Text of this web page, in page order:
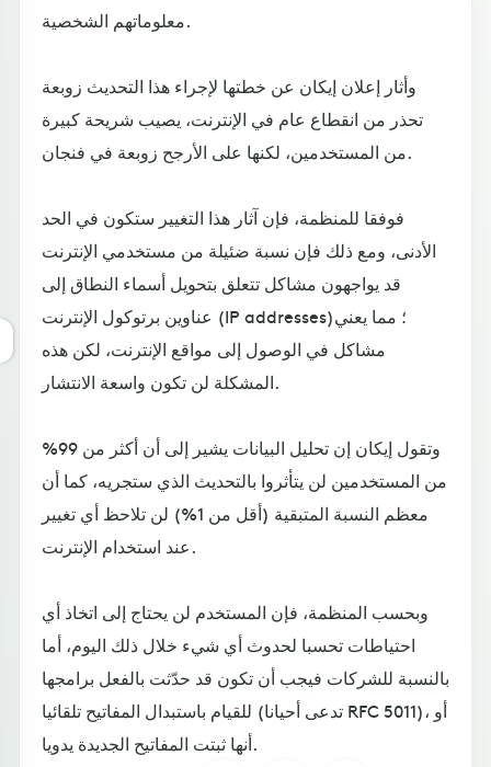
معلوماتهم الشخصية.
وأثار إعلان إيكان عن خطتها لإجراء هذا التحديث زوبعة
تحذر من انقطاع عام في الإنترنت، يصيب شريحة كبيرة
من المستخدمين، لكنها على الأرجح زوبعة في فنجان.
فوفقا للمنظمة، فإن آثار هذا التغيير ستكون في الحد
الأدنى، ومع ذلك فإن نسبة ضئيلة من مستخدمي الإنترنت
قد يواجهون مشاكل تتعلق بتحويل أسماء النطاق إلى
عناوين برتوكول الإنترنت (IP addresses)؛ مما يعني
مشاكل في الوصول إلى مواقع الإنترنت، لكن هذه
المشكلة لن تكون واسعة الانتشار.
وتقول إيكان إن تحليل البيانات يشير إلى أن أكثر من 99%
من المستخدمين لن يتأثروا بالتحديث الذي ستجريه، كما أن
معظم النسبة المتبقية (أقل من 1%) لن تلاحظ أي تغيير
عند استخدام الإنترنت.
وبحسب المنظمة، فإن المستخدم لن يحتاج إلى اتخاذ أي
احتياطات تحسبا لحدوث أي شيء خلال ذلك اليوم، أما
بالنسبة للشركات فيجب أن تكون قد حدّثت بالفعل برامجها
للقيام باستبدال المفاتيح تلقائيا (تدعى أحيانا RFC 5011)، أو
أنها ثبتت المفاتيح الجديدة يدويا.